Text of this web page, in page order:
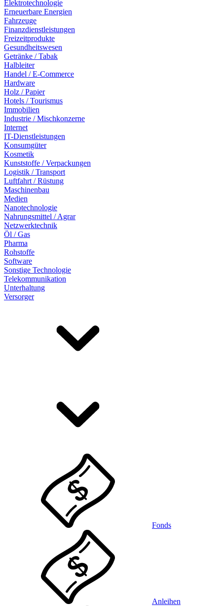
Elektrotechnologie
Erneuerbare Energien
Fahrzeuge
Finanzdienstleistungen
Freizeitprodukte
Gesundheitswesen
Getränke / Tabak
Halbleiter
Handel / E-Commerce
Hardware
Holz / Papier
Hotels / Tourismus
Immobilien
Industrie / Mischkonzerne
Internet
IT-Dienstleistungen
Konsumgüter
Kosmetik
Kunststoffe / Verpackungen
Logistik / Transport
Luftfahrt / Rüstung
Maschinenbau
Medien
Nanotechnologie
Nahrungsmittel / Agrar
Netzwerktechnik
Öl / Gas
Pharma
Rohstoffe
Software
Sonstige Technologie
Telekommunikation
Unterhaltung
Versorger
Fonds
Anleihen